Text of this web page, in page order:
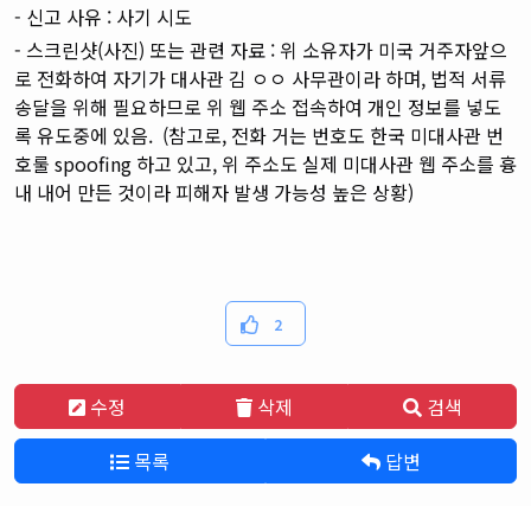
- 신고 사유 : 사기 시도
- 스크린샷(사진) 또는 관련 자료 : 위 소유자가 미국 거주자앞으
로 전화하여 자기가 대사관 김 ㅇㅇ 사무관이라 하며, 법적 서류
송달을 위해 필요하므로 위 웹 주소 접속하여 개인 정보를 넣도
록 유도중에 있음. (참고로, 전화 거는 번호도 한국 미대사관 번
호룰 spoofing 하고 있고, 위 주소도 실제 미대사관 웹 주소를 흉
내 내어 만든 것이라 피해자 발생 가능성 높은 상황)
2
수정 삭제
검색
목록
답변